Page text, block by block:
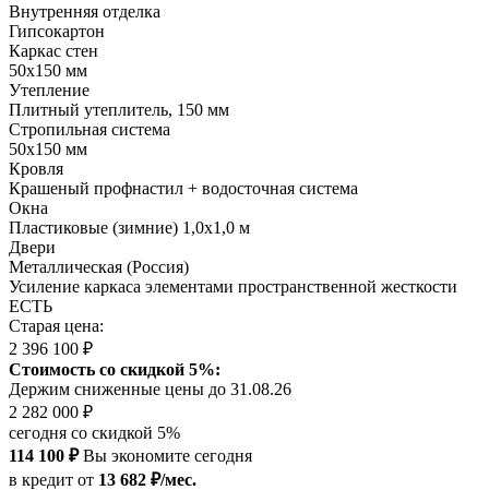
Внутренняя отделка
Гипсокартон
Каркас стен
50х150 мм
Утепление
Плитный утеплитель, 150 мм
Стропильная система
50х150 мм
Кровля
Крашеный профнастил + водосточная система
Окна
Пластиковые (зимние) 1,0х1,0 м
Двери
Металлическая (Россия)
Усиление каркаса элементами пространственной жесткости
ЕСТЬ
Старая цена:
2 396 100 ₽
Стоимость со скидкой 5%:
Держим сниженные цены до 31.08.26
2 282 000 ₽
сегодня со скидкой 5%
114 100 ₽Вы экономите сегодня
в кредит от 13 682 ₽/мес.